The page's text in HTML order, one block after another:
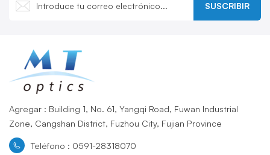
SUSCRIBIR
Agregar : Building 1, No. 61, Yangqi Road, Fuwan Industrial
Zone, Cangshan District, Fuzhou City, Fujian Province
Teléfono : 0591-28318070